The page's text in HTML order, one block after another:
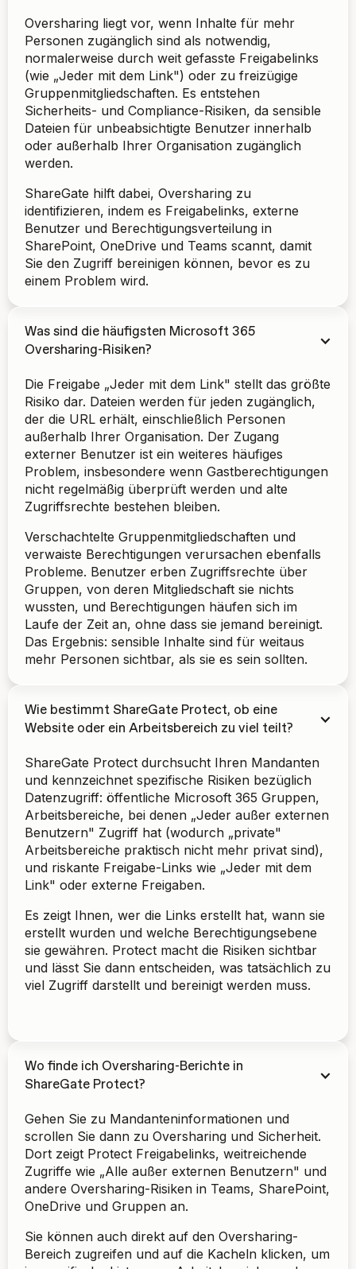
Oversharing liegt vor, wenn Inhalte für mehr
Personen zugänglich sind als notwendig,
normalerweise durch weit gefasste Freigabelinks
(wie „Jeder mit dem Link") oder zu freizügige
Gruppenmitgliedschaften. Es entstehen
Sicherheits- und Compliance-Risiken, da sensible
Dateien für unbeabsichtigte Benutzer innerhalb
oder außerhalb Ihrer Organisation zugänglich
werden.
ShareGate hilft dabei, Oversharing zu
identifizieren, indem es Freigabelinks, externe
Benutzer und Berechtigungsverteilung in
SharePoint, OneDrive und Teams scannt, damit
Sie den Zugriff bereinigen können, bevor es zu
einem Problem wird.
Was sind die häufigsten Microsoft 365
Oversharing-Risiken?
Die Freigabe „Jeder mit dem Link" stellt das größte
Risiko dar. Dateien werden für jeden zugänglich,
der die URL erhält, einschließlich Personen
außerhalb Ihrer Organisation. Der Zugang
externer Benutzer ist ein weiteres häufiges
Problem, insbesondere wenn Gastberechtigungen
nicht regelmäßig überprüft werden und alte
Zugriffsrechte bestehen bleiben.
Verschachtelte Gruppenmitgliedschaften und
verwaiste Berechtigungen verursachen ebenfalls
Probleme. Benutzer erben Zugriffsrechte über
Gruppen, von deren Mitgliedschaft sie nichts
wussten, und Berechtigungen häufen sich im
Laufe der Zeit an, ohne dass sie jemand bereinigt.
Das Ergebnis: sensible Inhalte sind für weitaus
mehr Personen sichtbar, als sie es sein sollten.
Wie bestimmt ShareGate Protect, ob eine
Website oder ein Arbeitsbereich zu viel teilt?
ShareGate Protect durchsucht Ihren Mandanten
und kennzeichnet spezifische Risiken bezüglich
Datenzugriff: öffentliche Microsoft 365 Gruppen,
Arbeitsbereiche, bei denen „Jeder außer externen
Benutzern" Zugriff hat (wodurch „private"
Arbeitsbereiche praktisch nicht mehr privat sind),
und riskante Freigabe-Links wie „Jeder mit dem
Link" oder externe Freigaben.
Es zeigt Ihnen, wer die Links erstellt hat, wann sie
erstellt wurden und welche Berechtigungsebene
sie gewähren. Protect macht die Risiken sichtbar
und lässt Sie dann entscheiden, was tatsächlich zu
viel Zugriff darstellt und bereinigt werden muss.
Wo finde ich Oversharing-Berichte in
ShareGate Protect?
Gehen Sie zu Mandanteninformationen und
scrollen Sie dann zu Oversharing und Sicherheit.
Dort zeigt Protect Freigabelinks, weitreichende
Zugriffe wie „Alle außer externen Benutzern" und
andere Oversharing-Risiken in Teams, SharePoint,
OneDrive und Gruppen an.
Sie können auch direkt auf den Oversharing-
Bereich zugreifen und auf die Kacheln klicken, um